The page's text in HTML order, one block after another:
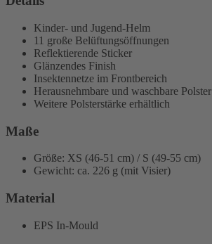
Kinder- und Jugend-Helm
11 große Belüftungsöffnungen
Reflektierende Sticker
Glänzendes Finish
Insektennetze im Frontbereich
Herausnehmbare und waschbare Polster
Weitere Polsterstärke erhältlich
Maße
Größe: XS (46-51 cm) / S (49-55 cm)
Gewicht: ca. 226 g (mit Visier)
Material
EPS In-Mould